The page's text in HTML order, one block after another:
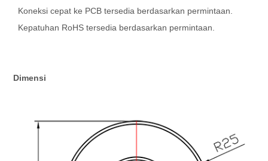
Koneksi cepat ke PCB tersedia berdasarkan permintaan.
Kepatuhan RoHS tersedia berdasarkan permintaan.
Dimensi